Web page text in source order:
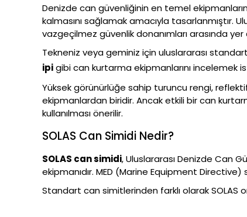
Denizde can güvenliğinin en temel
kalmasını sağlamak amacıyla
vazgeçilmez güvenlik donanımları arasında yer
Tekneniz veya geminiz için uluslararası
ipigibi can kurtarma ekipmanlarını incelemek
Yüksek görünürlüğe sahip turuncu rengi,
ekipmanlardan biridir. Ancak etkili bir can
kullanılması önerilir.
SOLAS Can Simidi Nedir?
SOLAS can simidi, Uluslararası Denizde Can
ekipmanıdır. MED (Marine Equipment
Standart can simitlerinden farklı olarak SOLAS